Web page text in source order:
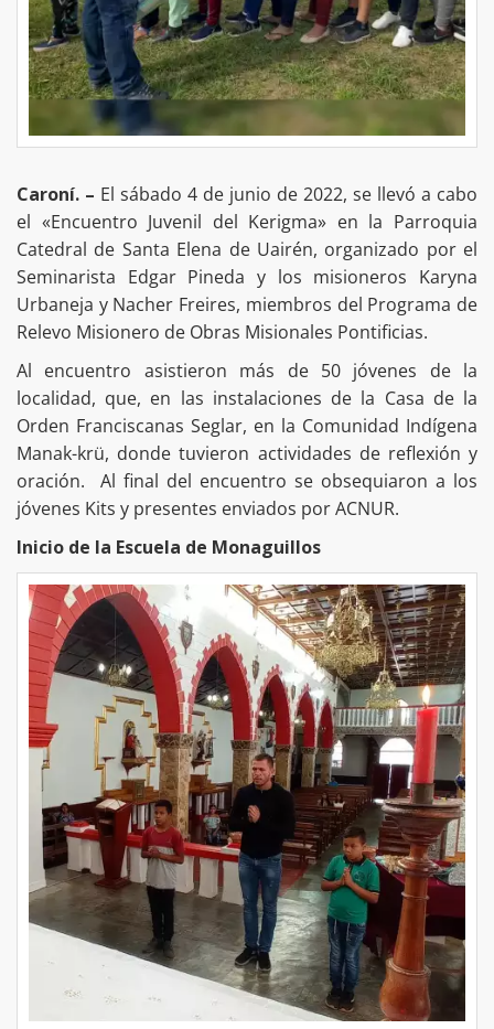
Caroní. – El sábado 4 de junio de 2022, se llevó a cabo
el «Encuentro Juvenil del Kerigma» en la Parroquia
Catedral de Santa Elena de Uairén, organizado por el
Seminarista Edgar Pineda y los misioneros Karyna
Urbaneja y Nacher Freires, miembros del Programa de
Relevo Misionero de Obras Misionales Pontificias.
Al encuentro asistieron más de 50 jóvenes de la
localidad, que, en las instalaciones de la Casa de la
Orden Franciscanas Seglar, en la Comunidad Indígena
Manak-krü, donde tuvieron actividades de reflexión y
oración. Al final del encuentro se obsequiaron a los
jóvenes Kits y presentes enviados por ACNUR.
Inicio de la Escuela de Monaguillos